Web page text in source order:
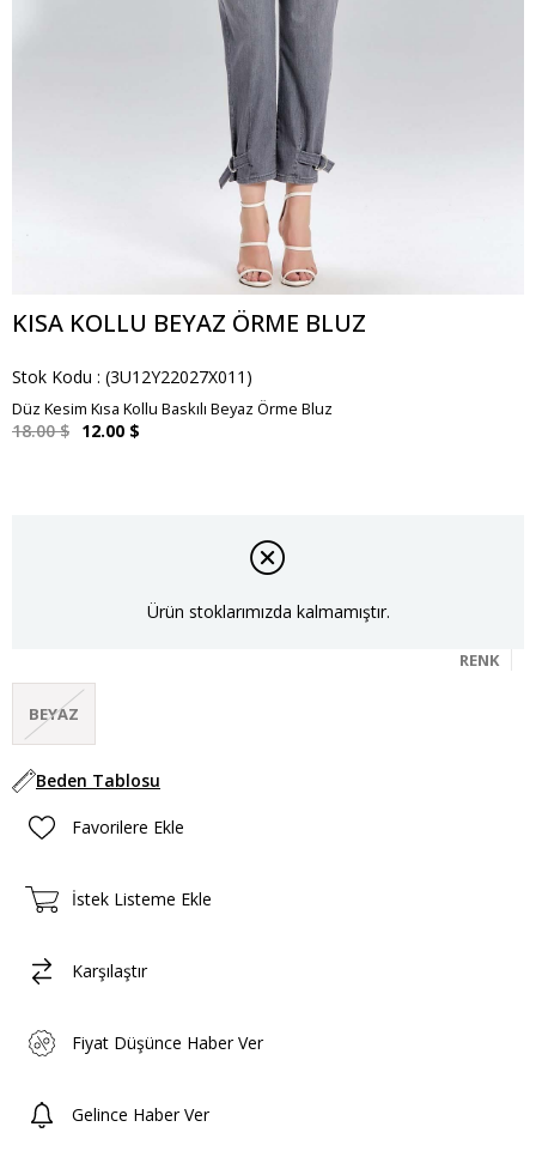
KISA KOLLU BEYAZ ÖRME BLUZ
Stok Kodu (3U12Y22027X011)
Düz Kesim Kısa Kollu Baskılı Beyaz Örme Bluz
18.00 $ 12.00 $
Ürün stoklarımızda kalmamıştır.
RENK
BEYAZ
Beden Tablosu
Favorilere Ekle
İstek Listeme Ekle
Karşılaştır
Fiyat Düşünce Haber Ver
Gelince Haber Ver